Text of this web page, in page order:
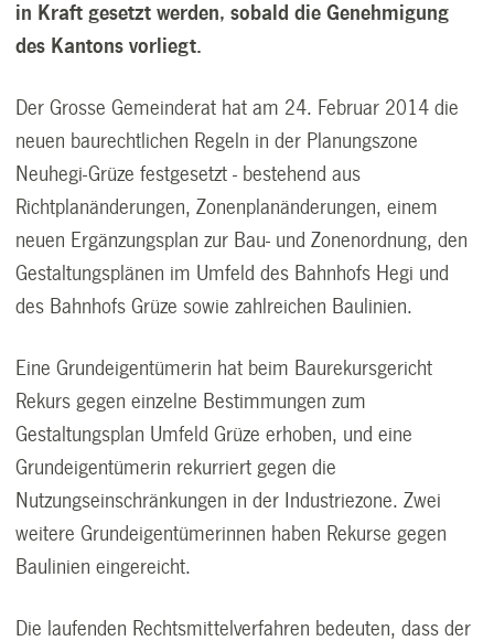
in Kraft gesetzt werden, sobald die Genehmigung
des Kantons vorliegt.
Der Grosse Gemeinderat hat am 24. Februar 2014 die
neuen baurechtlichen Regeln in der Planungszone
Neuhegi-Grüze festgesetzt - bestehend aus
Richtplanänderungen, Zonenplanänderungen, einem
neuen Ergänzungsplan zur Bau- und Zonenordnung, den
Gestaltungsplänen im Umfeld des Bahnhofs Hegi und
des Bahnhofs Grüze sowie zahlreichen Baulinien.
Eine Grundeigentümerin hat beim Baurekursgericht
Rekurs gegen einzelne Bestimmungen zum
Gestaltungsplan Umfeld Grüze erhoben, und eine
Grundeigentümerin rekurriert gegen die
Nutzungseinschränkungen in der Industriezone. Zwei
weitere Grundeigentümerinnen haben Rekurse gegen
Baulinien eingereicht.
Die laufenden Rechtsmittelverfahren bedeuten, dass der